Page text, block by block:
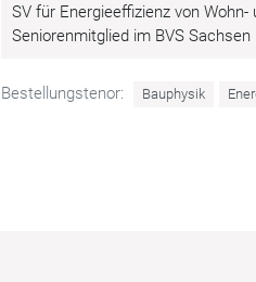
SV für Energieeffizienz von
Seniorenmitglied im BVS Sachsen
Bestellungstenor: Bauphysik